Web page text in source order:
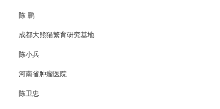
陈 鹏
成都大熊猫繁育研究基地
陈小兵
河南省肿瘤医院
陈卫忠